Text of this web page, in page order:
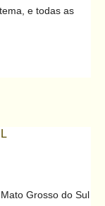
e todas as
Grosso do Sul